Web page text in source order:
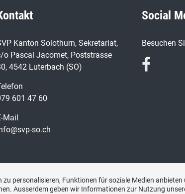
Kanton Solothurn, Sekretariat,
o Pascal Jacomet, Poststrasse
4542 Luterbach (SO)
601 47 60
Mail
so.ch
Social
Besuchen
personalisieren, Funktionen für soziale Medien anbieten
Ausserdem geben wir Informationen zur Nutzung